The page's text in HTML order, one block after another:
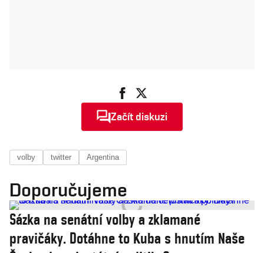
Začít diskuzi
volby twitter Argentina
Doporučujeme
Sázka na senátní volby a zklamané
pravičáky. Dotáhne to Kuba s hnutím Naše